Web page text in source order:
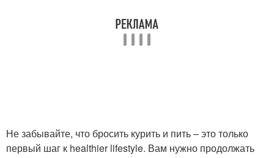
Не забывайте, что бросить курить и пить – это только
первый шаг к healthier lifestyle. Вам нужно продолжать